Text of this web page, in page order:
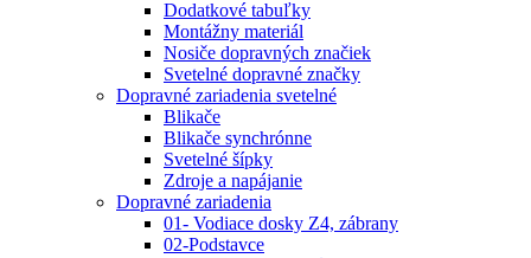
Dodatkové tabuľky
Montážny materiál
Nosiče dopravných značiek
Svetelné dopravné značky
Dopravné zariadenia svetelné
Blikače
Blikače synchrónne
Svetelné šípky
Zdroje a napájanie
Dopravné zariadenia
01- Vodiace dosky Z4, zábrany
02-Podstavce